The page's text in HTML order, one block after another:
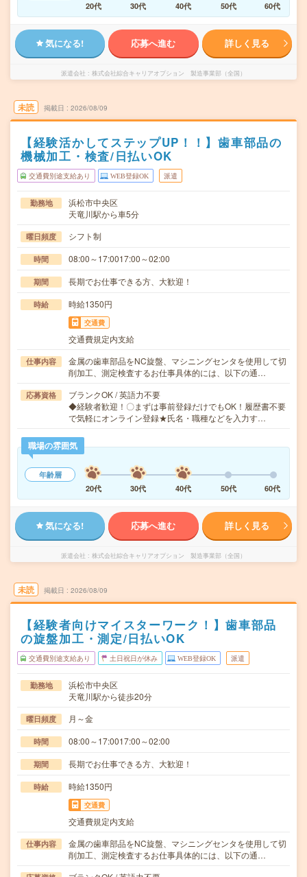
20代
30代 40代 50代 60代
気になる! 応募へ進む 詳しく見る
派遣会社 株式会社綜合キャリアオプション 製造事業部（全国）
未読 掲載日 2026/08/09
【経験活かしてステップUP！！】歯車部品の
機械加工・検査/日払いOK
交通費別途支給あり WEB登録OK 派遣
勤務地
浜松市中央区
天竜川駅から車5分
曜日頻度 シフト制
時間 08:00～17:0017:00～02:00
期間 長期でお仕事できる方、大歓迎！
時給 時給1350円
交通費
交通費規定内支給
仕事内容
金属の歯車部品をNC旋盤、マシニングセンタを使用して切
削加工、測定検査するお仕事具体的には、以下の通…
応募資格
ブランクOK / 英語力不要
◆経験者歓迎！〇まずは事前登録だけでもOK！履歴書不要
で気軽にオンライン登録★氏名・職種などを入力す…
職場の雰囲気
年齢層
20代
30代 40代 50代 60代
気になる! 応募へ進む 詳しく見る
派遣会社 株式会社綜合キャリアオプション 製造事業部（全国）
未読 掲載日 2026/08/09
【経験者向けマイスターワーク！】歯車部品
の旋盤加工・測定/日払いOK
交通費別途支給あり 土日祝日が休み WEB登録OK 派遣
勤務地
浜松市中央区
天竜川駅から徒歩20分
曜日頻度 月～金
時間 08:00～17:0017:00～02:00
期間 長期でお仕事できる方、大歓迎！
時給 時給1350円
交通費
交通費規定内支給
仕事内容
金属の歯車部品をNC旋盤、マシニングセンタを使用して切
削加工、測定検査するお仕事具体的には、以下の通…